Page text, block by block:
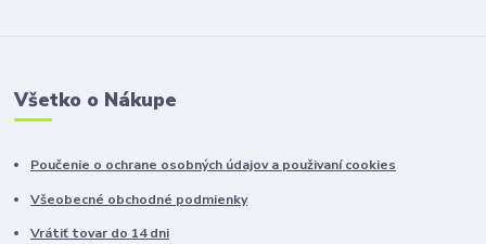
Všetko o Nákupe
Poučenie o ochrane osobných údajov a použivaní cookies
Všeobecné obchodné podmienky
Vrátiť tovar do 14 dni